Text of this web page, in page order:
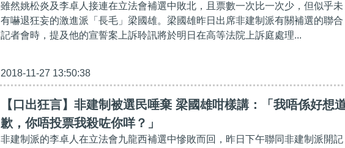
雖然姚松炎及李卓人接連在立法會補選中敗北，且票數一次比一次少，但似乎未
有嚇退狂妄的激進派「長毛」梁國雄。梁國雄昨日出席非建制派有關補選的聯合
記者會時，提及他的宣誓案上訴聆訊將於明日在高等法院上訴庭處理...
2018-11-27 13:50:38
【口出狂言】非建制被選民唾棄 梁國雄咁樣講：「我唔係好想
歉，你唔投票我殺咗你咩？」
非建制派的李卓人在立法會九龍西補選中慘敗而回，昨日下午聯同非建制派開記